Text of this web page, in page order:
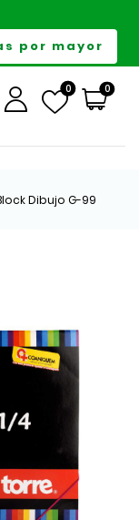
por mayor
0 0
Dibujo G-99